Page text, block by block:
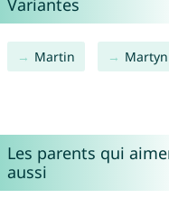
Variantes
Martin Martyn
Les parents qui
aussi